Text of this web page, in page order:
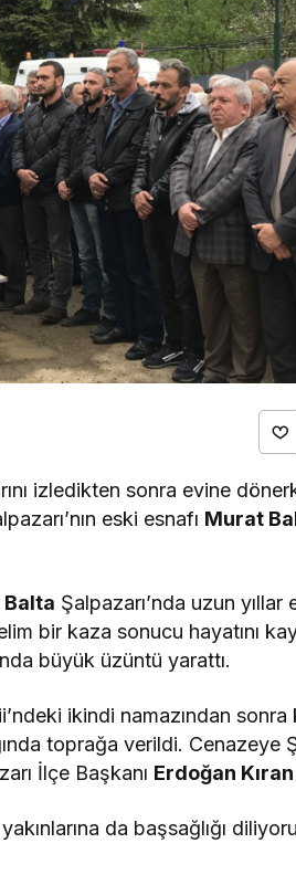
izledikten sonra evine
eski esnafı Murat
Şalpazarı’nda uzun yıllar
elim bir kaza sonucu hayatını
büyük üzüntü yarattı.
ikindi namazından sonra
toprağa verildi. Cenazeye
İlçe Başkanı Erdoğan Kıran
da başsağlığı